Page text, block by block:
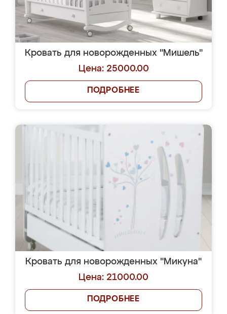
Кровать для новорожденных "Мишель"
Цена: 25000.00
ПОДРОБНЕЕ
Кровать для новорожденных "Микуна"
Цена: 21000.00
ПОДРОБНЕЕ